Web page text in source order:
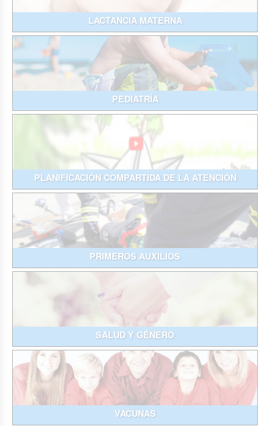
LACTANCIA MATERNA
PEDIATRÍA
PLANIFICACIÓN COMPARTIDA DE LA ATENCIÓN
PRIMEROS AUXILIOS
SALUD Y GÉNERO
VACUNAS